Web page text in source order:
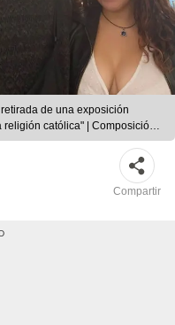
de una exposición
católica" | Composición:
Compartir